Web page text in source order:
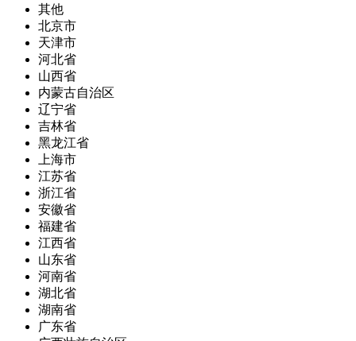
其他
北京市
天津市
河北省
山西省
内蒙古自治区
辽宁省
吉林省
黑龙江省
上海市
江苏省
浙江省
安徽省
福建省
江西省
山东省
河南省
湖北省
湖南省
广东省